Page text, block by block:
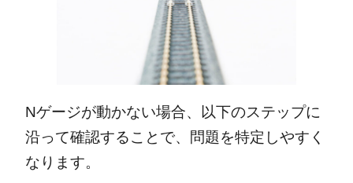
Nゲージが動かない場合、以下のステップに
沿って確認することで、問題を特定しやすく
なります。